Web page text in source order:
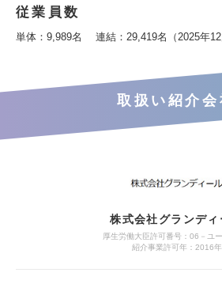
従業員数
単体：9,989名 連結：29,419名（2025年12
取扱い紹介会
株式会社グランディ
厚生労働大臣許可番号：06－ユ
紹介事業許可年：2016年